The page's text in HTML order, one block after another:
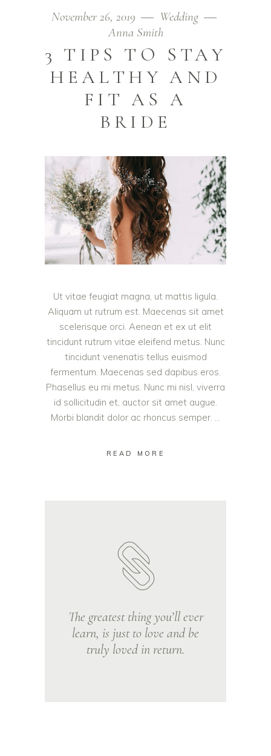
November 26, 2019
Wedding
Anna Smith
3 TIPS TO STAY
HEALTHY AND
FIT AS A
BRIDE
Ut vitae feugiat magna, ut mattis ligula.
Aliquam ut rutrum est. Maecenas sit amet
scelerisque orci. Aenean et ex ut elit
tincidunt rutrum vitae eleifend metus. Nunc
tincidunt venenatis tellus euismod
fermentum. Maecenas sed dapibus eros.
Phasellus eu mi metus. Nunc mi nisl, viverra
id sollicitudin et, auctor sit amet augue.
Morbi blandit dolor ac rhoncus semper.
READ MORE
The greatest thing you’ll ever
learn, is just to love and be
truly loved in return.